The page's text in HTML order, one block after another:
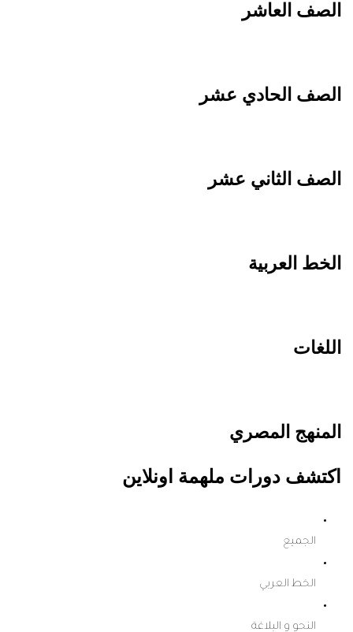
الصف العاشر
الصف الحادي عشر
الصف الثاني عشر
الخط العربية
اللغات
المنهج المصري
اكتشف دورات ملهمة اونلاين
الجميع
الخط العربي
النحو و البلاغة